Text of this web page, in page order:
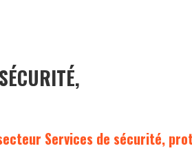
Services de sécurité,